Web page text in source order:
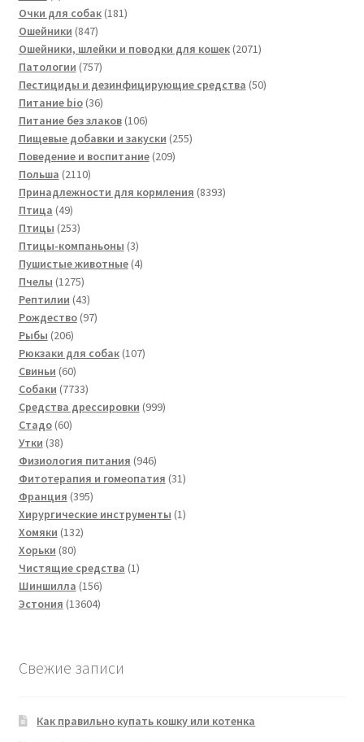
товара
Очки для собак 181181
Ошейники 847847
товаров
Ошейники, шлейки и поводки для кошек 20712071
Патологии 757757
товаров
Пестициды и дезинфицирующие средства 5050
Питание bio 3636
товаров
Питание без злаков 106106
товаров
Пищевые добавки и закуски 255255
Поведение и воспитание 209209
Польша 21102110
товаров
Принадлежности для кормления 83938393
Птица 4949
товаров
Птицы 253253
товара
Птицы-компаньоны 33
товара
Пушистые животные 44
Пчелы 12751275
товаров
Рептилии 4343
товара
Рождество 9797
Рыбы 206206
товаров
Рюкзаки для собак 107107
Свиньи 6060
товаров
Собаки 77337733
товара
Средства дрессировки 999999
Стадо 6060
Утки 3838
товаров
Физиология питания 946946
товаров
Фитотерапия и гомеопатия 3131
Франция 395395
товаров
Хирургические инструменты 11
Хомяки 132132
Хорьки 8080
товаров
Чистящие средства 11
Шиншилла 156156
товаров
Эстония 1360413604
Свежие записи
Как правильно купать кошку или котенка